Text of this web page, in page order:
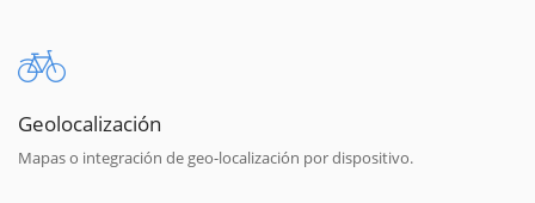
Geolocalización
Mapas o integración de geo-localización por dispositivo.